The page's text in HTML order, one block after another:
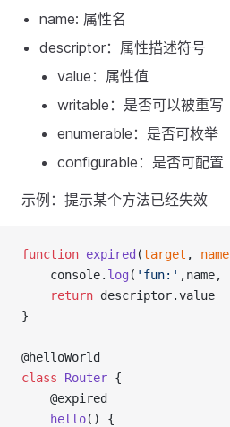
name: 属性名
descriptor：属性描述符号
value：属性值
writable：是否可以被重写
enumerable：是否可枚举
configurable：是否可配置
示例：提示某个方法已经失效
function expired (target , name
    console.
log ( 'fun:' ,name,
return descriptor.value
}
@helloWorld
class
Router {
    @expired
hello() {